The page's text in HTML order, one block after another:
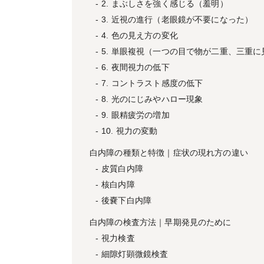
2. まぶしさを強く感じる（羞明）
3. 近視の進行（老眼鏡が不要になった）
4. 色の見え方の変化
5. 単眼複視（一つの目で物が二重、三重に
6. 夜間視力の低下
7. コントラスト感度の低下
8. 光のにじみやハロー現象
9. 眼精疲労の増加
10. 視力の変動
白内障の種類と特徴｜症状の現れ方の違い
皮質白内障
核白内障
後嚢下白内障
白内障の検査方法｜早期発見のために
視力検査
細隙灯顕微鏡検査